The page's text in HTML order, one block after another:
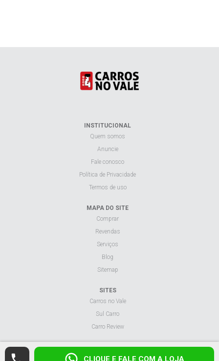
CLIQUE E FALE COM A LOJA
INSTITUCIONAL
Quem somos
Anuncie
Fale conosco
Política de Privacidade
Termos de uso
MAPA DO SITE
Comprar
Revendas
Serviços
Blog
Sitemap
SITES
Carros no Vale
Sul Carro
Carro Review